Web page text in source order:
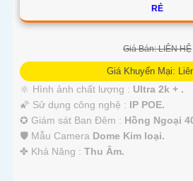
RẺ
Giá Bán: LIÊN HỆ
Giá Khuyến Mại:
🔆 Hình ảnh chất lượng : Ultra 2k + .
🌠 Sử dụng công nghệ : IP POE.
✪ Giám sát Ban Đêm : Hồng Ngoại
🛡 Mẫu Camera Dome Kim loại.
️✤ Khả Năng : Thu Âm.